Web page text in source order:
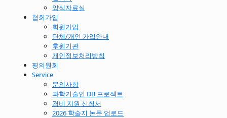
양식자료실
협회가입
회원가입
단체/개인 가입안내
후원기관
개인정보처리방침
평의원회
Service
문의사항
과학기술인 DB 프로젝트
경비 지원 신청서
2026 학술지 논문 업로드